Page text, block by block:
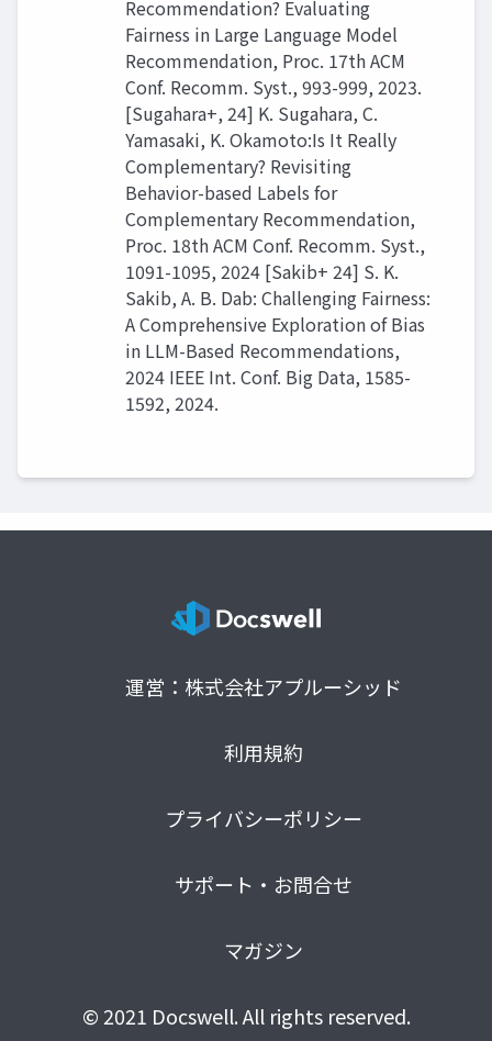
Recommendation? Evaluating
Fairness in Large Language Model
Recommendation, Proc. 17th ACM
Conf. Recomm. Syst., 993-999, 2023.
[Sugahara+, 24] K. Sugahara, C.
Yamasaki, K. Okamoto:Is It Really
Complementary? Revisiting
Behavior-based Labels for
Complementary Recommendation,
Proc. 18th ACM Conf. Recomm. Syst.,
1091-1095, 2024 [Sakib+ 24] S. K.
Sakib, A. B. Dab: Challenging Fairness:
A Comprehensive Exploration of Bias
in LLM-Based Recommendations,
2024 IEEE Int. Conf. Big Data, 1585-
1592, 2024.
運営：株式会社アプルーシッド
利用規約
プライバシーポリシー
サポート・お問合せ
マガジン
© 2021 Docswell. All rights reserved.